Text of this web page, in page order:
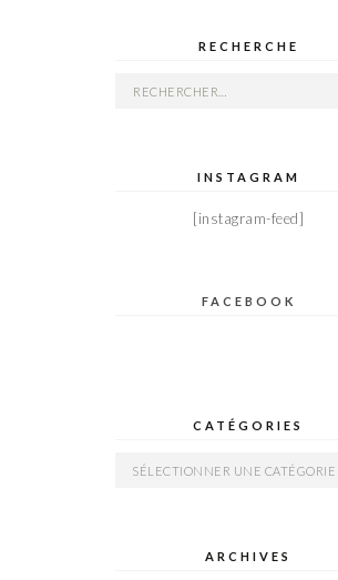
RECHERCHE
Rechercher :
INSTAGRAM
[instagram-feed]
FACEBOOK
CATÉGORIES
Catégories
ARCHIVES